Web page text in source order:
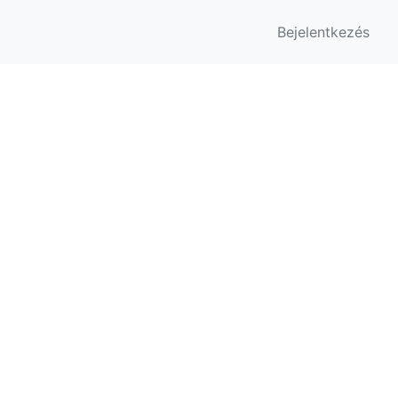
Bejelentkezés